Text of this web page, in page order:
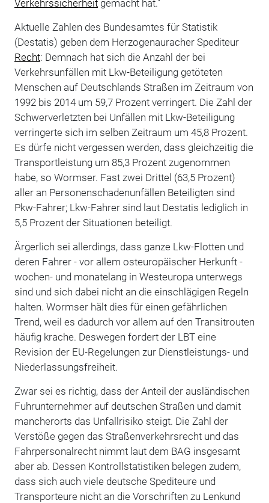
Verkehrssicherheitgemacht hat."
Aktuelle Zahlen des Bundesamtes für Statistik
(Destatis) geben dem Herzogenauracher Spediteur
Recht: Demnach hat sich die Anzahl der bei
Verkehrsunfällen mit Lkw-Beteiligung getöteten
Menschen auf Deutschlands Straßen im Zeitraum von
1992 bis 2014 um 59,7 Prozent verringert. Die Zahl der
Schwerverletzten bei Unfällen mit Lkw-Beteiligung
verringerte sich im selben Zeitraum um 45,8 Prozent.
Es dürfe nicht vergessen werden, dass gleichzeitig die
Transportleistung um 85,3 Prozent zugenommen
habe, so Wormser. Fast zwei Drittel (63,5 Prozent)
aller an Personenschadenunfällen Beteiligten sind
Pkw-Fahrer; Lkw-Fahrer sind laut Destatis lediglich in
5,5 Prozent der Situationen beteiligt.
Ärgerlich sei allerdings, dass ganze Lkw-Flotten und
deren Fahrer - vor allem osteuropäischer Herkunft -
wochen- und monatelang in Westeuropa unterwegs
sind und sich dabei nicht an die einschlägigen Regeln
halten. Wormser hält dies für einen gefährlichen
Trend, weil es dadurch vor allem auf den Transitrouten
häufig krache. Deswegen fordert der LBT eine
Revision der EU-Regelungen zur Dienstleistungs- und
Niederlassungsfreiheit.
Zwar sei es richtig, dass der Anteil der ausländischen
Fuhrunternehmer auf deutschen Straßen und damit
mancherorts das Unfallrisiko steigt. Die Zahl der
Verstöße gegen das Straßenverkehrsrecht und das
Fahrpersonalrecht nimmt laut dem BAG insgesamt
aber ab. Dessen Kontrollstatistiken belegen zudem,
dass sich auch viele deutsche Spediteure und
Transporteure nicht an die Vorschriften zu Lenkund